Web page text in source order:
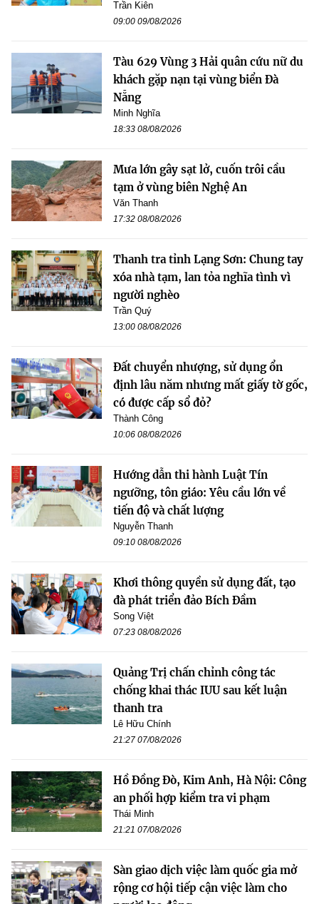
Trần Kiên
09:00 09/08/2026
Tàu 629 Vùng 3 Hải quân cứu nữ du
khách gặp nạn tại vùng biển Đà
Nẵng
Minh Nghĩa
18:33 08/08/2026
Mưa lớn gây sạt lở, cuốn trôi cầu
tạm ở vùng biên Nghệ An
Văn Thanh
17:32 08/08/2026
Thanh tra tỉnh Lạng Sơn: Chung tay
xóa nhà tạm, lan tỏa nghĩa tình vì
người nghèo
Trần Quý
13:00 08/08/2026
Đất chuyển nhượng, sử dụng ổn
định lâu năm nhưng mất giấy tờ gốc,
có được cấp sổ đỏ?
Thành Công
10:06 08/08/2026
Hướng dẫn thi hành Luật Tín
ngưỡng, tôn giáo: Yêu cầu lớn về
tiến độ và chất lượng
Nguyễn Thanh
09:10 08/08/2026
Khơi thông quyền sử dụng đất, tạo
đà phát triển đảo Bích Đầm
Song Việt
07:23 08/08/2026
Quảng Trị chấn chỉnh công tác
chống khai thác IUU sau kết luận
thanh tra
Lê Hữu Chính
21:27 07/08/2026
Hồ Đồng Đò, Kim Anh, Hà Nội: Công
an phối hợp kiểm tra vi phạm
Thái Minh
21:21 07/08/2026
Sàn giao dịch việc làm quốc gia mở
rộng cơ hội tiếp cận việc làm cho